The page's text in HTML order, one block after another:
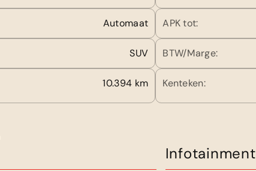
Automaat APK tot:
SUV BTW/Marge:
10.394 km Kenteken:
Infotainment